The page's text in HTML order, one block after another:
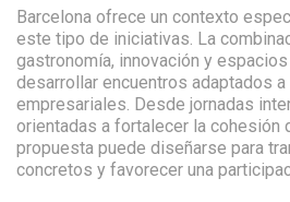
Barcelona ofrece un contexto
este tipo de iniciativas. La
gastronomía, innovación y
desarrollar encuentros adaptados
empresariales. Desde jornadas
orientadas a fortalecer la cohesión
propuesta puede diseñarse para
concretos y favorecer una